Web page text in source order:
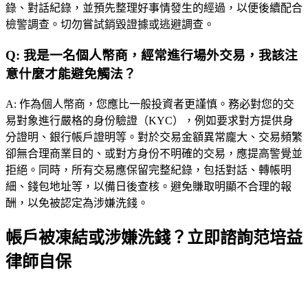
錄、對話紀錄，並預先整理好事情發生的經過，以便後續配合
檢警調查。切勿嘗試銷毀證據或逃避調查。
Q: 我是一名個人幣商，經常進行場外交易，我該注
意什麼才能避免觸法？
A: 作為個人幣商，您應比一般投資者更謹慎。務必對您的交
易對象進行嚴格的身份驗證（KYC），例如要求對方提供身
分證明、銀行帳戶證明等。對於交易金額異常龐大、交易頻繁
卻無合理商業目的、或對方身份不明確的交易，應提高警覺並
拒絕。同時，所有交易應保留完整紀錄，包括對話、轉帳明
細、錢包地址等，以備日後查核。避免賺取明顯不合理的報
酬，以免被認定為涉嫌洗錢。
帳戶被凍結或涉嫌洗錢？立即諮詢范培益
律師自保